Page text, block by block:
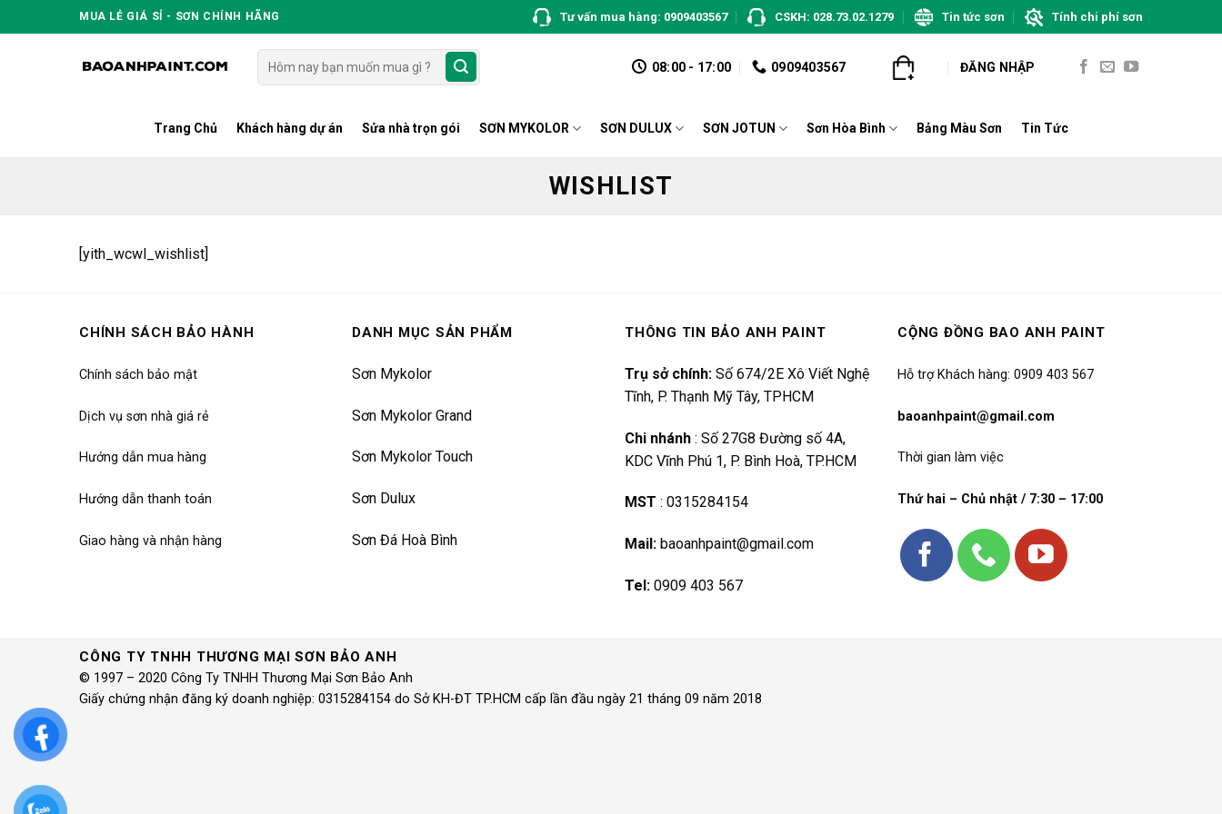
to
MUA LẺ GIÁ SỈ - SƠN CHÍNH HÃNG Tư vấn mua hàng: 0909403567 CSKH: 028.73.02.1279 Tin tức sơn Tính chi phí sơn
Tìm
kiếm:
08:00 - 17:00 0909403567 ĐĂNG NHẬP
Trang Chủ Khách hàng dự án Sửa nhà trọn gói SƠN MYKOLOR SƠN DULUX SƠN JOTUN Sơn Hòa Bình Bảng Màu Sơn Tin Tức
WISHLIST
[yith_wcwl_wishlist]
CHÍNH SÁCH BẢO HÀNH
Chính sách bảo mật
Dịch vụ sơn nhà giá rẻ
Hướng dẫn mua hàng
Hướng dẫn thanh toán
Giao hàng và nhận hàng
DANH MỤC SẢN PHẨM
Sơn Mykolor
Sơn Mykolor Grand
Sơn Mykolor Touch
Sơn Dulux
Sơn Đá Hoà Bình
THÔNG TIN BẢO ANH PAINT
Trụ sở chính: Số 674/2E Xô Viết Nghệ
Tĩnh, P. Thạnh Mỹ Tây, TPHCM
Chi nhánh : Số 27G8 Đường số 4A,
KDC Vĩnh Phú 1, P. Bình Hoà, TP.HCM
MST : 0315284154
Mail: baoanhpaint@gmail.com
Tel: 0909 403 567
CỘNG ĐỒNG BAO ANH PAINT
Hỗ trợ Khách hàng: 0909 403 567
baoanhpaint@gmail.com
Thời gian làm việc
Thứ hai – Chủ nhật / 7:30 – 17:00
CÔNG TY TNHH THƯƠNG MẠI SƠN BẢO ANH
© 1997 – 2020 Công Ty TNHH Thương Mại Sơn Bảo Anh
Giấy chứng nhận đăng ký doanh nghiệp: 0315284154 do Sở KH-ĐT TP.HCM cấp lần đầu ngày 21 tháng 09 năm 2018